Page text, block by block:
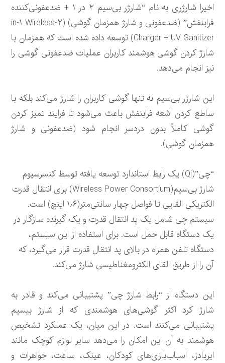
اخیرا شارژری به نام “شارژر بی‌سیم ۲ در ۱ + ضدعفونی‌کننده
فرابنفش” (ضدعفونی و شارژ همزمان گوشی) (۲-in-۱ Wireless
Charger + UV Sanitizer) توسعه داده شده است که همزمان با
شارژ کردن گوشی هوشمند کاربران عملیات ضدعفونی گوشی را
نیز انجام می‌دهد.
این شارژر بی‌سیم نه تنها گوشی کاربران را شارژ می‌کند بلکه با
ساطع کردن اشعه فرابنفش باعث می‌شود تا فرایند تمیز کردن
گوشی کاملاً بدون دردسر انجام شود (ضدعفونی و شارژ
همزمان گوشی).
“چی”(Qi) یک رابط استاندارد توسعه یافته توسط کنسرسیوم
شارژ بی‌سیم(Wireless Power Consortium) برای انتقال قدرت
الکتریکی القایی تا فواصل چهار سانتی‌متر(۱٫۶ اینچ) است.
سیستم چی شامل یک پد انتقال قدرت و یک گیرنده سازگار در
یک دستگاه قابل حمل است. برای استفاده از این سیستم،
دستگاه تلفن همراه در بالای پد انتقال قدرت قرار می‌گیرد، که
آن را از طریق القای الکترومغناطیسی شارژ می‌کند.
این دستگاه از “رابط شارژ چی” پشتیبانی می‌کند و قادر به
شارژ کرد اکثر گوشی‌های هوشمندی که از شارژ بیسیم
پشتیبانی می‌کنند است. در این میان، یک عملکرد تشخیص
هوشمند به آن این امکان را می‌دهد سایر لوازم کوچک مانند
ایربادز، اسباب‌بازی‌های کودکان، عینک، ساعت، جواهرات و